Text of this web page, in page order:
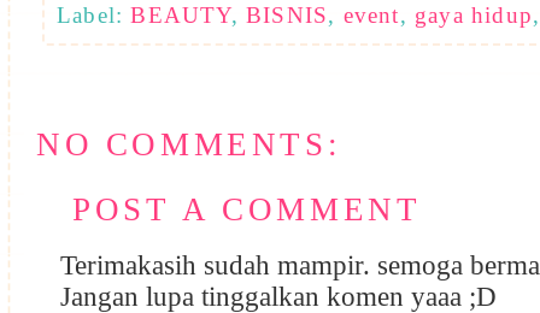
Label:BEAUTY,BISNIS, event, gaya hidup
NO COMMENTS:
POST A COMMENT
Terimakasih sudah mampir. semoga
Jangan lupa tinggalkan komen yaaa ;D